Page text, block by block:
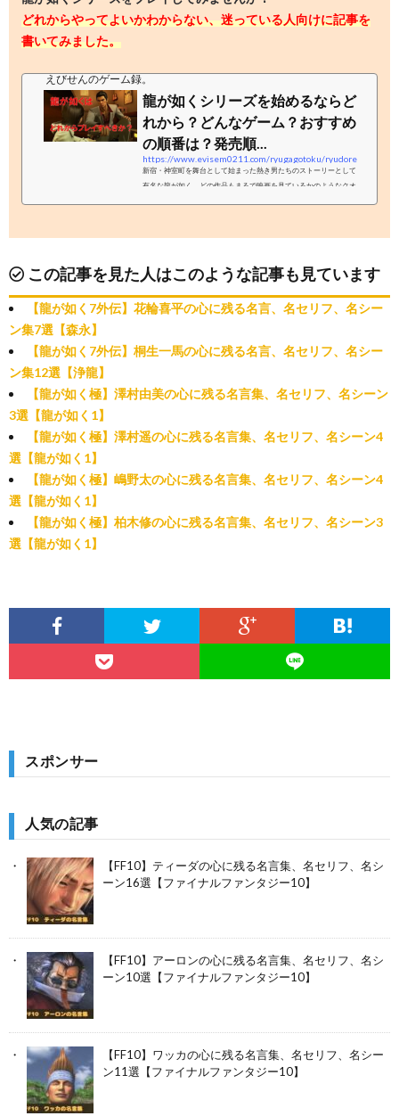
どれからやってよいかわからない、迷っている人向けに記事を
書いてみました。
えびせんのゲーム録。
龍が如くシリーズを始めるならど
れから？どんなゲーム？おすすめ
の順番は？発売順...
https://www.evisem0211.com/ryugagotoku/ryudore
新宿・神室町を舞台として始まった熱き男たちのストーリーとして
有名な龍が如く。どの作品もまるで映画を見ているかのようなクオ
アドベンチャー・RPGゲームです。ナンバリングタイトルは現在8
この記事を見た人はこのような記事も見ています
【龍が如く7外伝】花輪喜平の心に残る名言、名セリフ、名シー
ン集7選【森永】
【龍が如く7外伝】桐生一馬の心に残る名言、名セリフ、名シー
ン集12選【浄龍】
【龍が如く極】澤村由美の心に残る名言集、名セリフ、名シーン
3選【龍が如く1】
【龍が如く極】澤村遥の心に残る名言集、名セリフ、名シーン4
選【龍が如く1】
【龍が如く極】嶋野太の心に残る名言集、名セリフ、名シーン4
選【龍が如く1】
【龍が如く極】柏木修の心に残る名言集、名セリフ、名シーン3
選【龍が如く1】
スポンサー
人気の記事
【FF10】ティーダの心に残る名言集、名セリフ、名シ
ーン16選【ファイナルファンタジー10】
【FF10】アーロンの心に残る名言集、名セリフ、名シ
ーン10選【ファイナルファンタジー10】
【FF10】ワッカの心に残る名言集、名セリフ、名シー
ン11選【ファイナルファンタジー10】